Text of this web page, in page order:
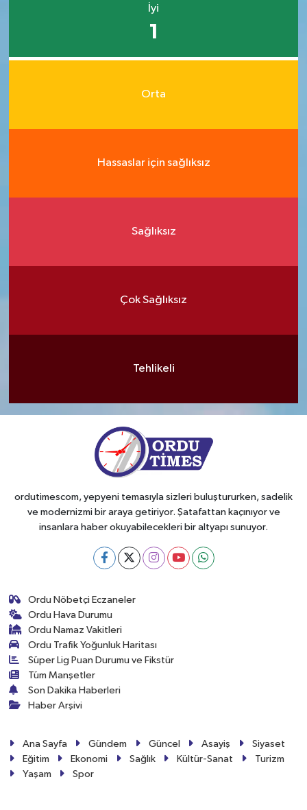
İyi
1
Orta
Hassaslar için sağlıksız
Sağlıksız
Çok Sağlıksız
Tehlikeli
ordutimescom, yepyeni temasıyla sizleri buluştururken, sadelik
ve modernizmi bir araya getiriyor. Şatafattan kaçınıyor ve
insanlara haber okuyabilecekleri bir altyapı sunuyor.
Ordu Nöbetçi Eczaneler
Ordu Hava Durumu
Ordu Namaz Vakitleri
Ordu Trafik Yoğunluk Haritası
Süper Lig Puan Durumu ve Fikstür
Tüm Manşetler
Son Dakika Haberleri
Haber Arşivi
Ana Sayfa Gündem Güncel Asayiş
Siyaset
Eğitim
Ekonomi Sağlık Kültür-Sanat
Turizm
Yaşam
Spor